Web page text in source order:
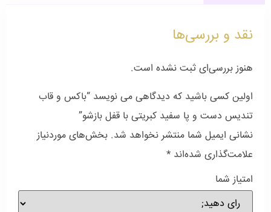
نقد و بررسی‌ها
هنوز بررسی‌ای ثبت نشده است.
اولین کسی باشید که دیدگاهی می نویسد “باکس و قاب
تندیس دست و پا سفید کبریتی با قفل بازشو”
نشانی ایمیل شما منتشر نخواهد شد. بخش‌های موردنیاز
علامت‌گذاری شده‌اند *
امتیاز شما